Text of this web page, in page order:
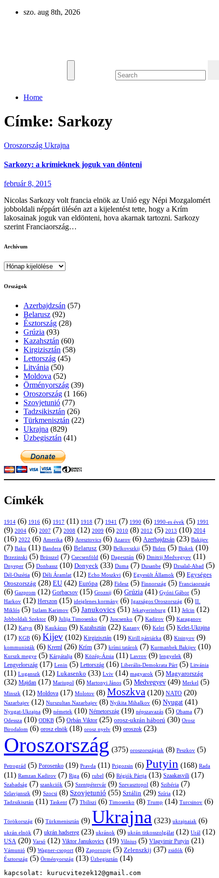
Skip
szo. aug 8th, 2026
Home
Címke: Sarkozy
Oroszország Ukrajna
Sarkozy: a krímieknek joguk van dönteni
február 8, 2015
Nicolas Sarkozy volt francia elnök az Unió egy Népi Mozgalomért
jobboldali néppárt ülésén azt a kijelentést tette, hogy a Krím
lakosainak joguk van eldönteni, hova akarnak tartozni. Sarkozy
szerint Franciaország…
Archívum
Archívum
Országok
Azerbajdzsán (57)
Belarusz (92)
Észtország (28)
Grúzia (93)
Kazahsztán (60)
Kirgizisztán (58)
Lettország (45)
Litvánia (50)
Moldova (52)
Örményország (39)
Oroszország (1 166)
Szovjetunió (77)
Tadzsikisztán (26)
Türkmenisztán (22)
Ukrajna (829)
Üzbegisztán (41)
Címkék
1914 (6) 1916 (6) 1917 (11) 1918 (7) 1941 (7) 1990 (6) 1990-es évek (5) 1991
(9) 2004 (6) 2007 (7) 2008 (12) 2009 (6) 2010 (8) 2012 (5) 2013 (10) 2014
(16) 2022 (6) Amerika (8) Aresztovics (6) Azarov (6) Azerbajdzsán (23) Bakijev
(7) Baku (11) Bandera (6) Belarusz (30) Belkovszkij (5) Biden (5) Biskek (10)
Brzezinski (5) Brüsszel (7) Csecsenföld (6) Dagesztán (6) Dmitrij Medvegyev (11)
Dnyeper (5) Donbassz (10) Donyeck (33) Duma (7) Dusanbe (9) Dzsalal-Abad (5)
Dél-Oszétia (6) Déli Áramlat (12) Echo Moszkvi (6) Egyesült Államok (9) Egységes
Oroszország (28) EU (42) Európa (28) Fidesz (5) Finnország (5) Franciaország
(6) Gazprom (12) Gorbacsov (15) Groznij (6) Grúzia (41) Gyóni Gábor (5)
Harkov (12) Herszon (15) ideiglenes kormány (6) Igazságos Oroszország (6) II.
Miklós (5) Iszlam Karimov (5) Janukovics (51) Jekatyerinburg (11) Jelcin (12)
Jobboldali Szektor (8) Julija Timosenko (7) Juscsenko (7) Kadirov (9) Karaganov
(12) Katyn (8) Kaukázus (9) Kazahsztán (22) Kazany (6) Kelet (5) Kelet-Ukrajna
(17) KGB (6) Kijev (102) Kirgizisztán (19) Kirill pátriárka (8) Kisinyov (9)
kommunisták (6) Kreml (26) Krím (37) krími tatárok (7) Kurmanbek Bakijev (10)
Kurszk megye (5) Kárpátalja (8) Közép-Ázsia (11) Lavrov (9) lengyelek (8)
Lengyelország (17) Lenin (5) Lettország (16) Liberális-Demokrata Párt (5) Litvánia
(11) Luganszk (12) Lukasenko (33) Lviv (14) magyarok (5) Magyarország
(32) Majdan (17) Mariupol (6) Martonyi János (5) Medvegyev (49) Merkel (5)
Minszk (12) Moldova (17) Molotov (8) Moszkva (120) NATO (20)
Nazarbajev (12) Nurszultan Nazarbajev (8) Nyikita Mihalkov (6) Nyugat (41)
Nyugat-Ukrajna (9) németek (10) Németország (19) népszavazás (5) Obama (7)
Odessza (10) ODKB (5) Orbán Viktor (25) orosz-ukrán háború (30) Orosz
Birodalom (6) orosz elnök (18) orosz nyelv (9) oroszok (23)
Oroszország (375) oroszországiak (8) Peszkov (5)
Petrográd (5) Porosenko (19) Pravda (11) Prigozsin (6) Putyin (168) Rada
(11) Ramzan Kadirov (7) Riga (6) rubel (6) Régiók Pártja (13) Szaakasvili (17)
Szabadság (7) szankciók (5) Szentpétervár (9) Szevasztopol (8) Szibéria (7)
Szlavjanszk (9) Szocsi (8) Szovjetunió (55) Sztálin (29) Szíria (12)
Tadzsikisztán (11) Taskent (7) Tbiliszi (6) Timosenko (8) Trump (14) Turcsinov (6)
Törökország (6) Türkmenisztán (9) Ukrajna (323) ukrajnaiak (6)
ukrán elnök (7) ukrán hadsereg (23) ukránok (9) ukrán titkosszolgálat (12) Urál (12)
USA (20) Varsó (12) Viktor Janukovics (19) Vilnius (5) Vlagyimir Putyin (21)
Vámunió (9) Wagner-csoport (8) Zaporozsje (5) Zelenszkij (37) zsidók (6)
Észtország (5) Örményország (13) Üzbegisztán (14)
kapcsolat: kurucvitezek12@gmail.com